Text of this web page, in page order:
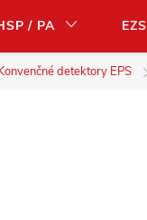
/ PA EZS
detektory EPS